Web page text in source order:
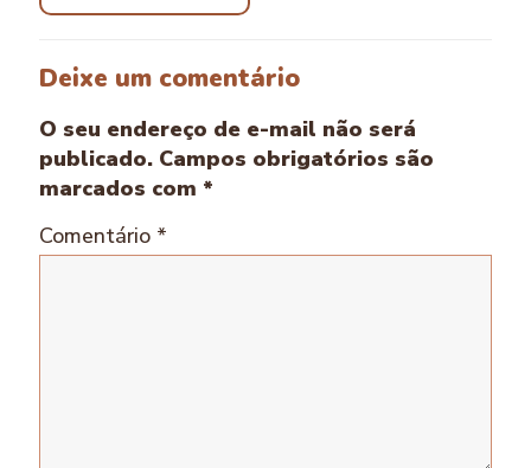
Deixe um comentário
O seu endereço de e-mail não será
publicado. Campos obrigatórios são
marcados com *
Comentário *